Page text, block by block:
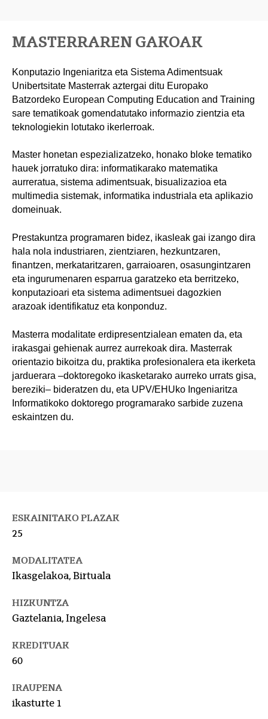
MASTERRAREN GAKOAK
Konputazio Ingeniaritza eta Sistema Adimentsuak
Unibertsitate Masterrak aztergai ditu Europako
Batzordeko European Computing Education and Training
sare tematikoak gomendatutako informazio zientzia eta
teknologiekin lotutako ikerlerroak.
Master honetan espezializatzeko, honako bloke tematiko
hauek jorratuko dira: informatikarako matematika
aurreratua, sistema adimentsuak, bisualizazioa eta
multimedia sistemak, informatika industriala eta aplikazio
domeinuak.
Prestakuntza programaren bidez, ikasleak gai izango dira
hala nola industriaren, zientziaren, hezkuntzaren,
finantzen, merkataritzaren, garraioaren, osasungintzaren
eta ingurumenaren esparrua garatzeko eta berritzeko,
konputazioari eta sistema adimentsuei dagozkien
arazoak identifikatuz eta konponduz.
Masterra modalitate erdipresentzialean ematen da, eta
irakasgai gehienak aurrez aurrekoak dira. Masterrak
orientazio bikoitza du, praktika profesionalera eta ikerketa
jarduerara –doktoregoko ikasketarako aurreko urrats gisa,
bereziki– bideratzen du, eta UPV/EHUko Ingeniaritza
Informatikoko doktorego programarako sarbide zuzena
eskaintzen du.
ESKAINITAKO PLAZAK
25
MODALITATEA
Ikasgelakoa, Birtuala
HIZKUNTZA
Gaztelania, Ingelesa
KREDITUAK
60
IRAUPENA
ikasturte 1